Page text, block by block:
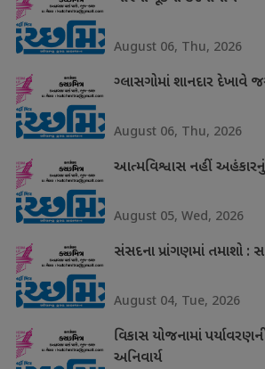
August 06, Thu, 2026
ગ્લાસગોમાં શાનદાર દેખાવે
August 06, Thu, 2026
આત્મવિશ્વાસ નહીં
August 05, Wed, 2026
સંસદના પ્રાંગણમાં તમાશો :
August 04, Tue, 2026
વિકાસ યોજનામાં
અનિવાર્ય